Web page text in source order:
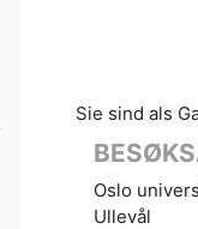
Sie sind als
Oslo
Ullevål